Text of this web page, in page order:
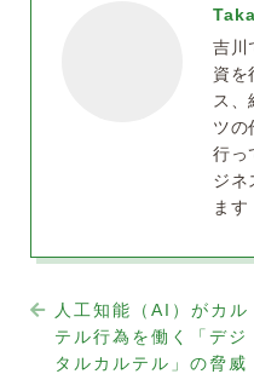
吉川
資を
ス、
ツの
行っ
ジネ
ます
人工知能（AI）がカル
テル行為を働く「デジ
タルカルテル」の脅威